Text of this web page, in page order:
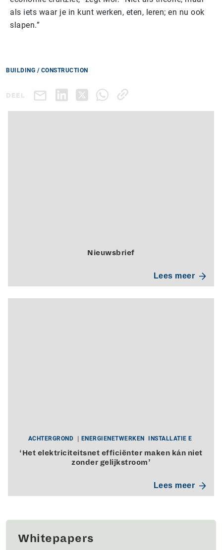
als iets waar je in kunt werken, eten, leren; en nu ook
slapen.”
BUILDING / CONSTRUCTION
DEEL
Nieuwsbrief
Lees meer
ACHTERGROND ENERGIENETWERKEN INSTALLATIE E
‘Het elektriciteitsnet efficiënter maken kán niet
zonder gelijkstroom’
Lees meer
Whitepapers